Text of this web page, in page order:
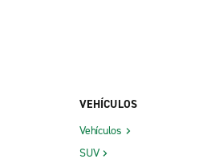
VEHÍCULOS
Vehículos
SUV